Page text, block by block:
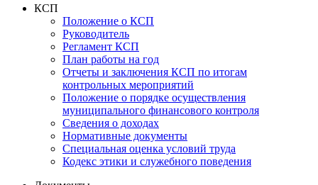
КСП
Положение о КСП
Руководитель
Регламент КСП
План работы на год
Отчеты и заключения КСП по итогам
контрольных мероприятий
Положение о порядке осуществления
муниципального финансового контроля
Сведения о доходах
Нормативные документы
Специальная оценка условий труда
Кодекс этики и служебного поведения